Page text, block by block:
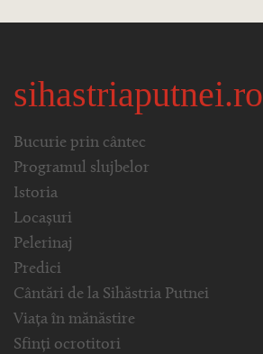
sihastriaputnei.ro
Bucurie prin cântec
Programul slujbelor
Istoria
Locașuri
Pelerinaj
Predici
Cântări de la Sihăstria Putnei
Viața în mănăstire
Sfinți ocrotitori